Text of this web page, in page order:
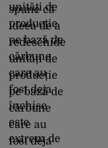
spune că
ideea de a
redeschide
unități de
producție
pe bază de
cărbune
care au
fost deja